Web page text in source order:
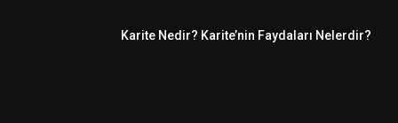
Karite Nedir? Karite’nin Faydaları Nelerdir?